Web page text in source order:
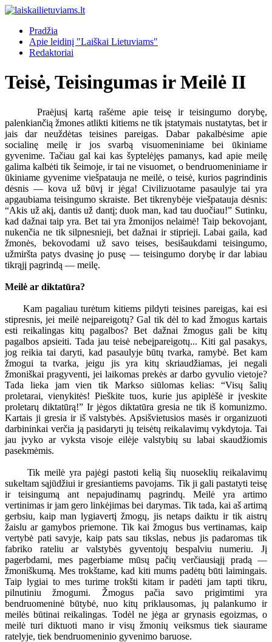
Pradžia
Apie leidinį "Laiškai Lietuviams"
Redaktoriai
Teisė, Teisingumas ir Meilė II
Praėjusį kartą rašėme apie teisę ir teisingumo dorybę,
palenkiančią žmones atlikti kitiems ne tik įstatymais nustatytas, bet ir
jais dar neuždėtas teisines pareigas. Dabar pakalbėsime apie
socialinę meilę ir jos svarbą visuomeniniame bei ūkiniame
gyvenime. Tačiau gal kai kas šyptelėjęs pamanys, kad apie meilę
galima kalbėti tik šeimoje, ir tai ne visuomet, o bendruomeniniame ir
ūkiniame gyvenime viešpatauja ne meilė, o teisė, kurios pagrindinis
dėsnis — kova už būvį ir jėga! Civilizuotame pasaulyje tai yra
apgaubiama teisingumo skraiste. Bet tikrenybėje viešpatauja dėsnis:
“Akis už akį, dantis už dantį; duok man, kad tau duočiau!” Sutinku,
kad dažnai taip yra. Bet tai yra žmonijos nelaimė! Taip bekovojant,
nukenčia ne tik silpnesnieji, bet dažnai ir stiprieji. Labai gaila, kad
žmonės, bekovodami už savo teises, besišaukdami teisingumo,
užmiršta patys dvasinę jo pusę — teisingumo dorybę ir dar labiau
tikrąjį pagrindą — meilę.
Meilė ar diktatūra?
Kam pagaliau turėtum kitiems pildyti teisines pareigas, kai esi
stipresnis, jei meilė neįpareigotų? Gal tik dėl to kad žmogus kartais
esti reikalingas kitų pagalbos? Bet dažnai žmogus gali be kitų
pagalbos apsieiti. Tada jau teisė nebeįpareigotų... Kiti gal pasakys,
jog reikia tai daryti, kad pasaulyje būtų tvarka, ramybė. Bet kam
žmogui ta tvarka, jeigu jis yra kitų skriaudžiamas, jei negali
žmoniškai pragyventi, jei laikomas prekės ar darbo gyvulio vietoje?
Tada lieka jam vien tik Markso siūlomas kelias: “Visų šalių
proletarai, vienykitės! Pieškite tuos, kurie jus apiplėšė ir įveskite
proletarų diktatūrą!” Ir jėgos diktatūra gresia ne tik iš komunizmo.
Kartais ji gresia ir iš valstybės. Apsišvietusios masės ir organizuoti
darbininkai verčia ją pasidaryti jų teisėtų reikalavimų vykdytoja. Tai
jau įvyko ar vyksta visoje eilėje valstybių su labai skaudžiomis
pasekmėmis.
Tik meilė yra pajėgi pastoti kelią šių nuoseklių reikalavimų
sukeltam sąjūdžiui ir gresiantiems pavojams. Tik ji gali pastatyti teisę
ir teisingumą ant nepajudinamų pagrindų. Meilė yra artimo
vertinimas ir jam gero linkėjimas bei darymas. Tik tada, kai aš artimą
gerbsiu, kaip man lygiavertį žmogų, jis netaps daiktu ir tik aistrų
žaislu ar gamybos priemone. Tik kai žmogus bus vertinamas, kaip
vertybė pati savyje, kaip pats sau tikslas, nebus jis padaromas tik
fabriko rateliu ar valstybės gyventojų bespalviu numeriu. Jį
pagerbdami, mes pagerbiame mūsų pačių verčiausiąjį pradą —
žmoniškumą. Mes trokštame, kad kiti mums padėtų būti laimingais.
Taip lygiai to mes turime trokšti kitam ir padėti jam tapti tikru,
pilnutiniu žmogumi. Žmogus pačia savo prigimtimi yra
bendruomeninė būtybė, nuo kitų priklausomas, jų palankumo ir
meilės būtinai reikalingas. Todėl ne jėga ar grynasis egoizmas, o
meilė turi diktuoti mano ir visų žmonių veiksmus tiek siaurame
ratelyje, tiek bendruomeninio gyvenimo baruose.